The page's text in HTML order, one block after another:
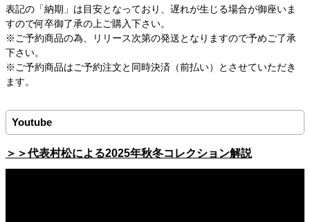
表記の「納期」は目安となっており、遅れが生じる場合が御座いま
すので何卒御了承の上ご購入下さい。
※ご予約商品の為、リリース次第の発送となりますので予めご了承
下さい。
※ご予約商品はご予約注文と同時決済（前払い）とさせていただき
ます。
Youtube
＞＞代表村松による2025年秋冬コレクション解説